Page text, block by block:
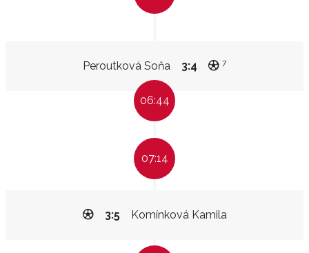
Peroutková Soňa 3:4 7
06:44
07:14
Komínková Kamila
3:5